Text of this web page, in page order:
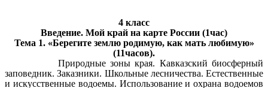
4 класс
Введение. Мой край на карте России (1час)
Тема 1. «Берегите землю родимую, как мать любимую»
(11часов).
Природные зоны края. Кавказский биосферный
заповедник. Заказники. Школьные лесничества. Естественные
и искусственные водоемы. Использование и охрана водоемов